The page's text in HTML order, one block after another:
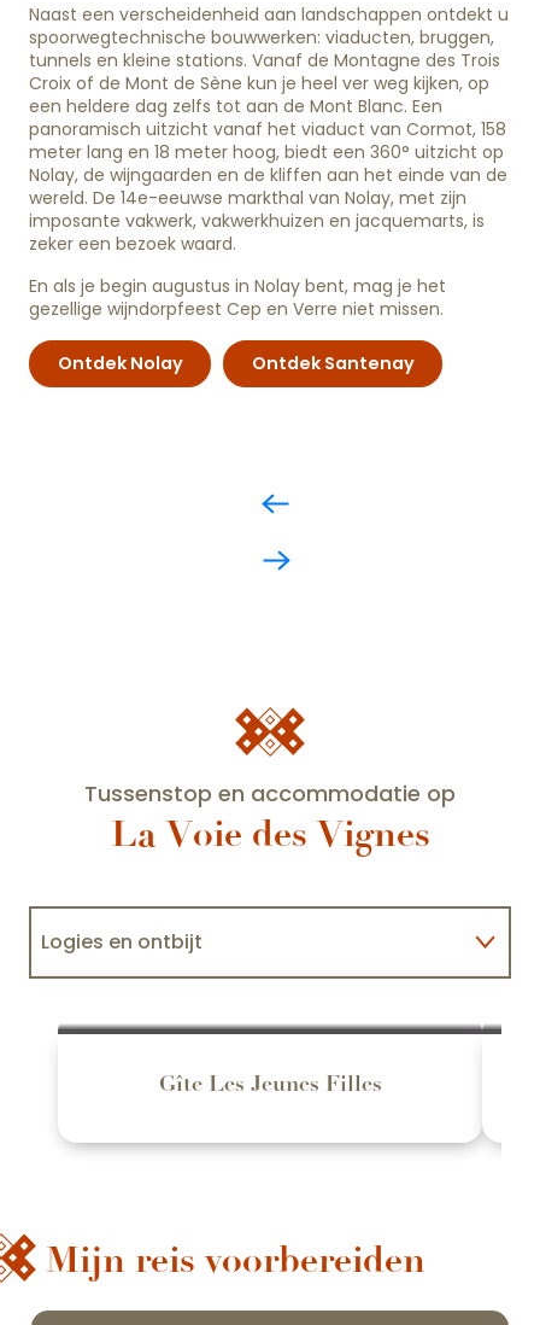
Naast een verscheidenheid aan landschappen ontdekt u
spoorwegtechnische bouwwerken: viaducten, bruggen,
tunnels en kleine stations. Vanaf de Montagne des Trois
Croix of de Mont de Sène kun je heel ver weg kijken, op
een heldere dag zelfs tot aan de Mont Blanc. Een
panoramisch uitzicht vanaf het viaduct van Cormot, 158
meter lang en 18 meter hoog, biedt een 360° uitzicht op
Nolay, de wijngaarden en de kliffen aan het einde van de
wereld. De 14e-eeuwse markthal van Nolay, met zijn
imposante vakwerk, vakwerkhuizen en jacquemarts, is
zeker een bezoek waard.
En als je begin augustus in Nolay bent, mag je het
gezellige wijndorpfeest Cep en Verre niet missen.
Ontdek Nolay Ontdek Santenay
Tussenstop en accommodatie op
La Voie des Vignes
Logies en ontbijt
Gîte Les Jeunes Filles
Mijn reis voorbereiden